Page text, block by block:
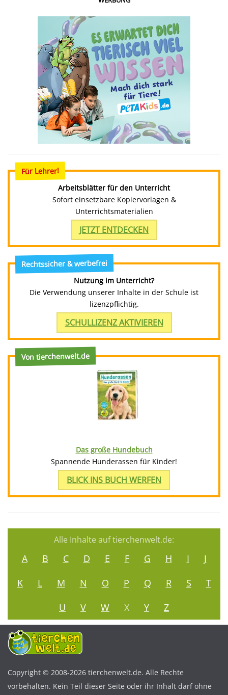
Für Lehrer!
Arbeitsblätter für den Unterricht
Sofort einsetzbare Kopiervorlagen &
Unterrichtsmaterialien
JETZT ENTDECKEN
Rechtssicher & werbefrei
Nutzung im Unterricht?
Die Verwendung unserer Inhalte in der Schule ist
lizenzpflichtig.
SCHULLIZENZ AKTIVIEREN
Von tierchenwelt.de
Das große Hundebuch
Spannende Hunderassen für Kinder!
BLICK INS BUCH WERFEN
Alle Inhalte auf tierchenwelt.de:
A B C D E F G H I
J
K
L M N O P Q R S
T
U
V W X Y Z
Copyright © 2008-2026 tierchenwelt.de. Alle Rechte
vorbehalten. Kein Teil dieser Seite oder ihr Inhalt darf ohne